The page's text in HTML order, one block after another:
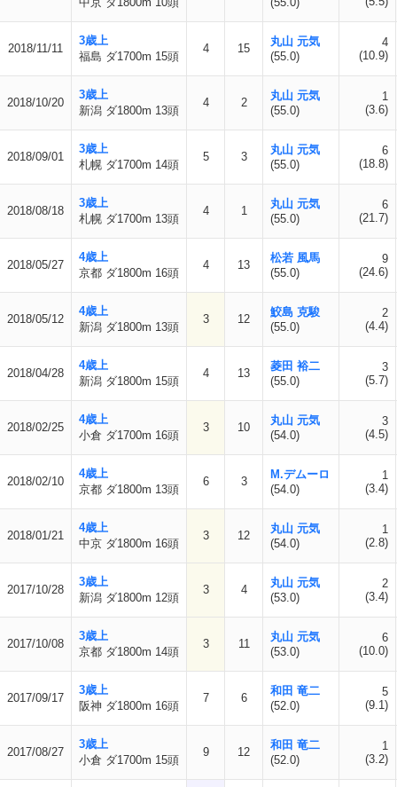
2018/11/11
3歳上
福島 ダ1700m 15頭
4 15
丸山 元気
(55.0)
4
(10.9)
2018/10/20
3歳上
新潟 ダ1800m 13頭
4 2
丸山 元気
(55.0)
1
(3.6)
2018/09/01
3歳上
札幌 ダ1700m 14頭
5 3
丸山 元気
(55.0)
6
(18.8)
2018/08/18
3歳上
札幌 ダ1700m 13頭
4 1
丸山 元気
(55.0)
6
(21.7)
2018/05/27
4歳上
京都 ダ1800m 16頭
4 13
松若 風馬
(55.0)
9
(24.6)
2018/05/12
4歳上
新潟 ダ1800m 13頭
3 12
鮫島 克駿
(55.0)
2
(4.4)
2018/04/28
4歳上
新潟 ダ1800m 15頭
4 13
菱田 裕二
(55.0)
3
(5.7)
2018/02/25
4歳上
小倉 ダ1700m 16頭
3 10
丸山 元気
(54.0)
3
(4.5)
2018/02/10
4歳上
京都 ダ1800m 13頭
6 3
M.デムーロ
(54.0)
1
(3.4)
2018/01/21
4歳上
中京 ダ1800m 16頭
3 12
丸山 元気
(54.0)
1
(2.8)
2017/10/28
3歳上
新潟 ダ1800m 12頭
3 4
丸山 元気
(53.0)
2
(3.4)
2017/10/08
3歳上
京都 ダ1800m 14頭
3 11
丸山 元気
(53.0)
6
(10.0)
2017/09/17
3歳上
阪神 ダ1800m 16頭
7 6
和田 竜二
(52.0)
5
(9.1)
2017/08/27
3歳上
小倉 ダ1700m 15頭
9 12
和田 竜二
(52.0)
1
(3.2)